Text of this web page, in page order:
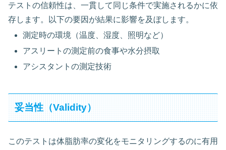
テストの信頼性は、一貫して同じ条件で実施されるかに依
存します。以下の要因が結果に影響を及ぼします。
測定時の環境（温度、湿度、照明など）
アスリートの測定前の食事や水分摂取
アシスタントの測定技術
妥当性（Validity）
このテストは体脂肪率の変化をモニタリングするのに有用